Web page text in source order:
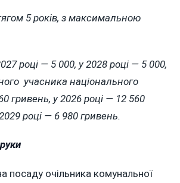
5 років, з максимальною
році — 5 000, у 2028 році — 5 000,
учасника національного
гривень, у 2026 році — 12 560
році — 6 980 гривень.
посаду очільника комунальної